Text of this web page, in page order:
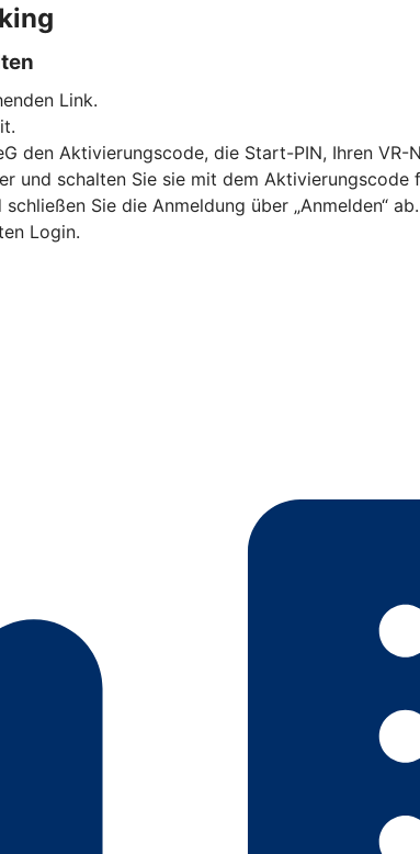
Link.
den Aktivierungscode, die Start-PIN, Ihren
und schalten Sie sie mit dem Aktivierungscode
Sie die Anmeldung über „Anmelden“ ab.
Login.